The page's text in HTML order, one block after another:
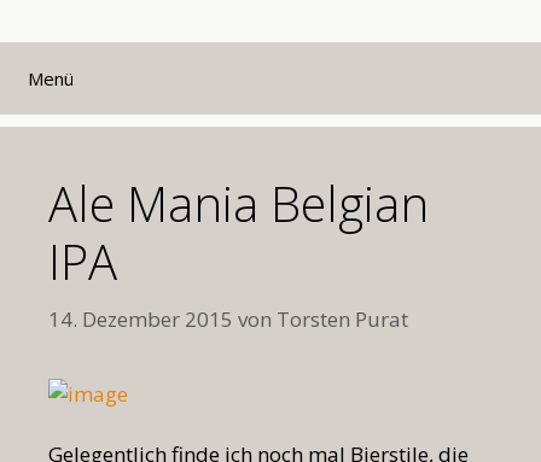
Zum
InhaltMenü
Ale Mania Belgian
IPA
14. Dezember 2015 von Torsten Purat
Gelegentlich finde ich noch mal Bierstile, die